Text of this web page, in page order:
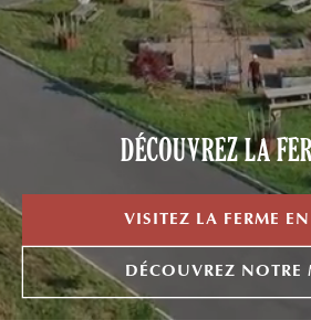
DÉCOUVREZ LA
VISITEZ LA FERME
DÉCOUVREZ NOTRE